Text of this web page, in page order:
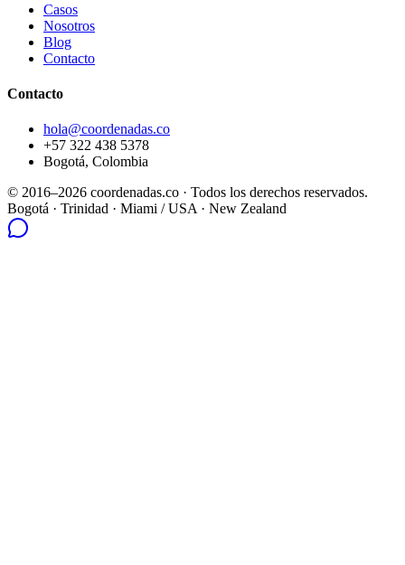
Casos
Nosotros
Blog
Contacto
Contacto
hola@coordenadas.co
+57 322 438 5378
Bogotá, Colombia
© 2016–2026 coordenadas.co · Todos los derechos reservados.
Bogotá · Trinidad · Miami / USA · New Zealand